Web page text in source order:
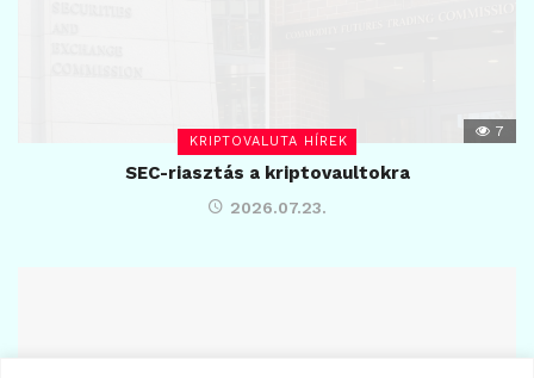
KRIPTOVALUTA HÍREK
7
SEC-riasztás a kriptovaultokra
2026.07.23.